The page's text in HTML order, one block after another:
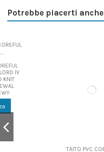
Potrebbe piacerti anche
TAITO PVC COREFUL